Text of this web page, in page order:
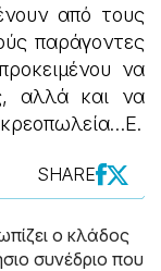
από τους
παράγοντες
να
αλλά και να
κρεοπωλεία…Ε.
SHARE
ο κλάδος
συνέδριο που